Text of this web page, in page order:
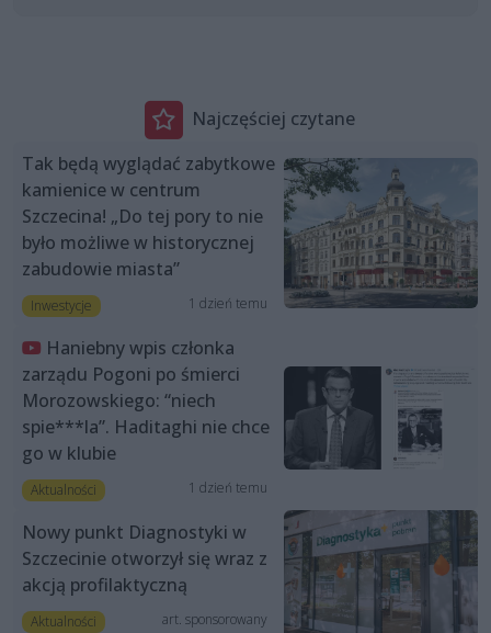
Najczęściej czytane
Tak będą wyglądać zabytkowe
kamienice w centrum
Szczecina! „Do tej pory to nie
było możliwe w historycznej
zabudowie miasta”
Inwestycje 1 dzień temu
Haniebny wpis członka
zarządu Pogoni po śmierci
Morozowskiego: “niech
spie***la”. Haditaghi nie chce
go w klubie
Aktualności 1 dzień temu
Nowy punkt Diagnostyki w
Szczecinie otworzył się wraz z
akcją profilaktyczną
Aktualności art. sponsorowany